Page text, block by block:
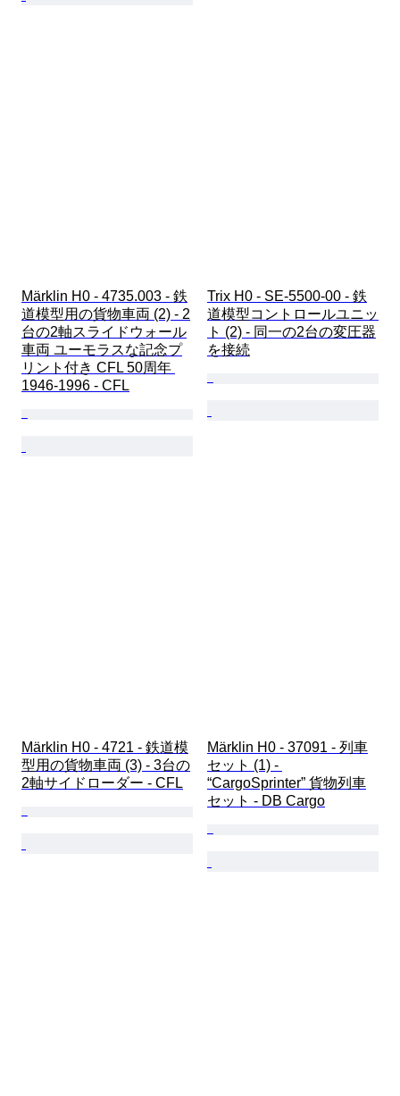
Märklin H0 - 4735.003 - 鉄
道模型用の貨物車両 (2) - 2
台の2軸スライドウォール
車両 ユーモラスな記念プ
リント付き CFL 50周年
1946-1996 - CFL
Trix H0 - SE-5500-00 - 鉄
道模型コントロールユニッ
ト (2) - 同一の2台の変圧器
を接続
Märklin H0 - 4721 - 鉄道模
型用の貨物車両 (3) - 3台の
2軸サイドローダー - CFL
Märklin H0 - 37091 - 列車
セット (1) -
“CargoSprinter” 貨物列車
セット - DB Cargo